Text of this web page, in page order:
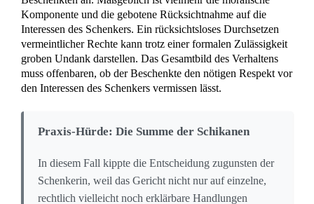
Entscheidung vom Juni 2025, dass die Vorinstanz das
Gesamtbild des Verhaltens nicht hinreichend berücksichtigt
hatte.
Der Grundgedanke ist daher nicht ein allein
vermeintlich zustehenden Rechte wegen des
Psychischer Druck auf die Familie
Der Mann übte massiven psychischen Druck auf die